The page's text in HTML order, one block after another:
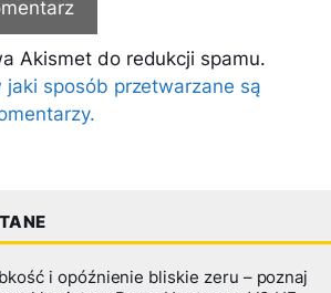
Akismet do redukcji spamu.
jaki sposób przetwarzane są
i opóźnienie bliskie zeru – poznaj